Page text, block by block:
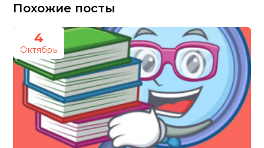
Похожие посты
4
Октябрь